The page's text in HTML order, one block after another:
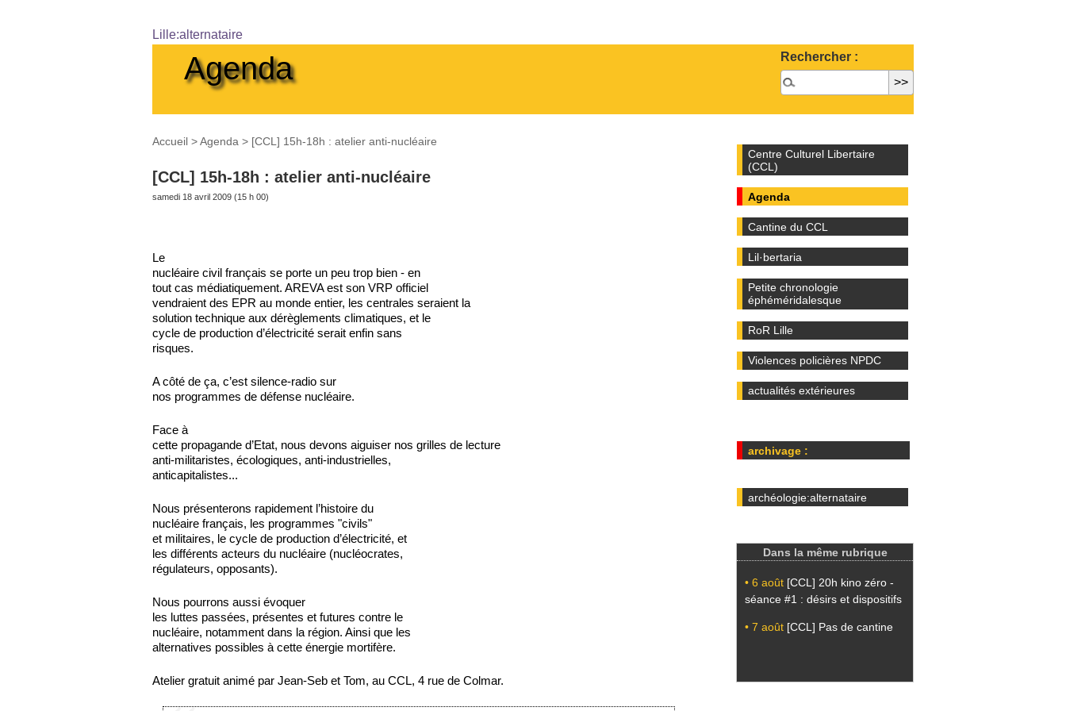
Lille:alternataire
Agenda Rechercher :
Accueil >Agenda > [CCL] 15h-18h : atelier anti-nucléaire
[CCL] 15h-18h : atelier anti-nucléaire
samedi 18 avril 2009 (15 h 00)
Le
nucléaire civil français se porte un peu trop bien - en
tout cas médiatiquement. AREVA est son VRP officiel
vendraient des EPR au monde entier, les centrales seraient la
solution technique aux dérèglements climatiques, et le
cycle de production d’électricité serait enfin sans
risques.
A côté de ça, c’est silence-radio sur
nos programmes de défense nucléaire.
Face à
cette propagande d’Etat, nous devons aiguiser nos grilles de lecture
anti-militaristes, écologiques, anti-industrielles,
anticapitalistes...
Nous présenterons rapidement l’histoire du
nucléaire français, les programmes "civils"
et militaires, le cycle de production d’électricité, et
les différents acteurs du nucléaire (nucléocrates,
régulateurs, opposants).
Nous pourrons aussi évoquer
les luttes passées, présentes et futures contre le
nucléaire, notamment dans la région. Ainsi que les
alternatives possibles à cette énergie mortifère.
Atelier gratuit animé par Jean-Seb et Tom, au CCL, 4 rue de Colmar.
Centre Culturel Libertaire
(CCL)
Agenda
Cantine du CCL
Lil·bertaria
Petite chronologie
éphéméridalesque
RoR Lille
Violences policières NPDC
actualités extérieures
archivage :
archéologie:alternataire
Dans la même rubrique
• 6 août [CCL] 20h kino zéro -
séance #1 : désirs et dispositifs
• 7 août [CCL] Pas de cantine